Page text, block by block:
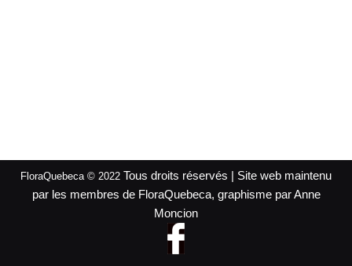
FloraQuebeca © 2022 Tous droits réservés | Site web maintenu
par les membres de FloraQuebeca, graphisme par Anne
Moncion